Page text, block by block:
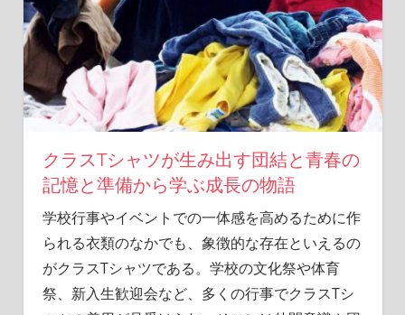
な
れ
る
別
な
を。クラスTシャツが生み出す団結と青春の
記憶と準備から学ぶ成長の物語
学校行事やイベントでの一体感を高めるために作
られる衣類のなかでも、象徴的な存在といえるの
がクラスTシャツである。 学校の文化祭や体育
祭、新入生歓迎会など、多くの行事でクラスTシ